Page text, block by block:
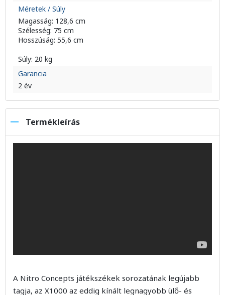
Méretek / Súly
Magasság: 128,6 cm
Szélesség: 75 cm
Hosszúság: 55,6 cm
Súly: 20 kg
Garancia
2 év
Termékleírás
A Nitro Concepts játékszékek sorozatának legújabb
tagja, az X1000 az eddig kínált legnagyobb ülő- és